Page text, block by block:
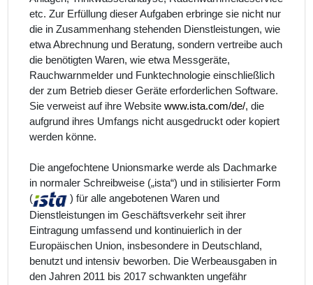
etc. Zur Erfüllung dieser Aufgaben erbringe sie nicht nur
die in Zusammenhang stehenden Dienstleistungen, wie
etwa Abrechnung und Beratung, sondern vertreibe auch
die benötigten Waren, wie etwa Messgeräte,
Rauchwarnmelder und Funktechnologie einschließlich
der zum Betrieb dieser Geräte erforderlichen Software.
Sie verweist auf ihre Website www.ista.com/de/, die
aufgrund ihres Umfangs nicht ausgedruckt oder kopiert
werden könne.
Die angefochtene Unionsmarke werde als Dachmarke
in normaler Schreibweise („ista“) und in stilisierter Form
(
) für alle angebotenen Waren und
Dienstleistungen im Geschäftsverkehr seit ihrer
Eintragung umfassend und kontinuierlich in der
Europäischen Union, insbesondere in Deutschland,
benutzt und intensiv beworben. Die Werbeausgaben in
den Jahren 2011 bis 2017 schwankten ungefähr